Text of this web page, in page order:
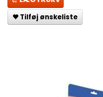
Tilføj ønskeliste